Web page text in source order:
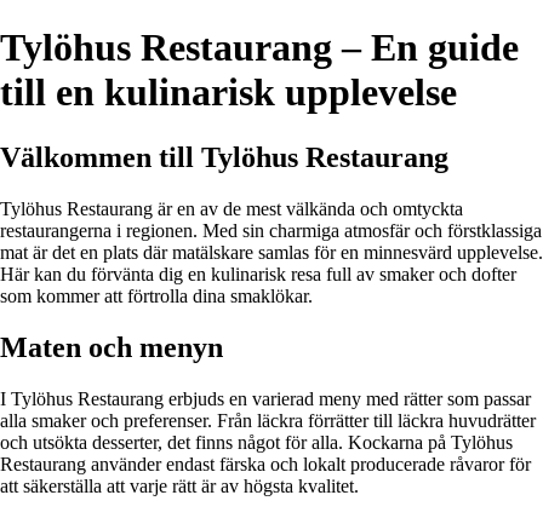
Tylöhus Restaurang – En guide
till en kulinarisk upplevelse
Välkommen till Tylöhus Restaurang
Tylöhus Restaurang är en av de mest välkända och omtyckta
restaurangerna i regionen. Med sin charmiga atmosfär och förstklassiga
mat är det en plats där matälskare samlas för en minnesvärd upplevelse.
Här kan du förvänta dig en kulinarisk resa full av smaker och dofter
som kommer att förtrolla dina smaklökar.
Maten och menyn
I Tylöhus Restaurang erbjuds en varierad meny med rätter som passar
alla smaker och preferenser. Från läckra förrätter till läckra huvudrätter
och utsökta desserter, det finns något för alla. Kockarna på Tylöhus
Restaurang använder endast färska och lokalt producerade råvaror för
att säkerställa att varje rätt är av högsta kvalitet.